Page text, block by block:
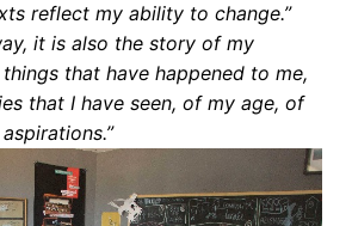
reflect my ability to change.”
it is also the story of my
that have happened to me,
that I have seen, of my age, of